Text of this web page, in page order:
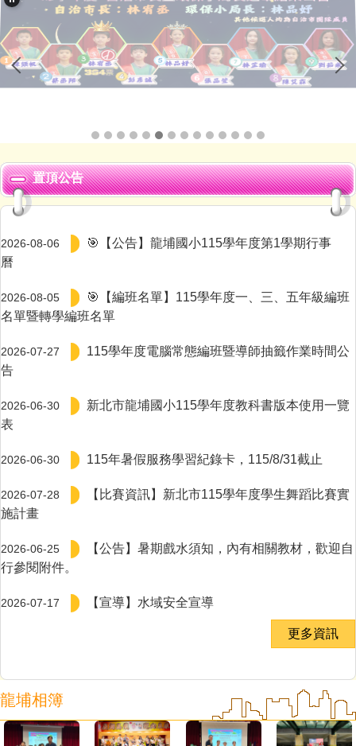
置頂公告
2026-08-06
🎯【公告】龍埔國小115學年度第1學期行事
曆
2026-08-05
🎯【編班名單】115學年度一、三、五年級編班
名單暨轉學編班名單
2026-07-27
115學年度電腦常態編班暨導師抽籤作業時間公
告
2026-06-30
新北市龍埔國小115學年度教科書版本使用一覽
表
2026-06-30 115年暑假服務學習紀錄卡，115/8/31截止
2026-07-28
【比賽資訊】新北市115學年度學生舞蹈比賽實
施計畫
2026-06-25
【公告】暑期戲水須知，內有相關教材，歡迎自
行參閱附件。
2026-07-17 【宣導】水域安全宣導
更多資訊
龍埔相簿